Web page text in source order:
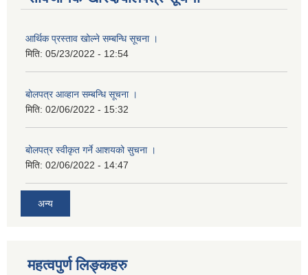
आर्थिक प्रस्ताव खोल्ने सम्बन्धि सूचना ।
मिति: 05/23/2022 - 12:54
बोलपत्र आव्हान सम्बन्धि सूचना ।
मिति: 02/06/2022 - 15:32
बोलपत्र स्वीकृत गर्ने आशयको सुचना ।
मिति: 02/06/2022 - 14:47
अन्य
महत्वपुर्ण लिङ्कहरु